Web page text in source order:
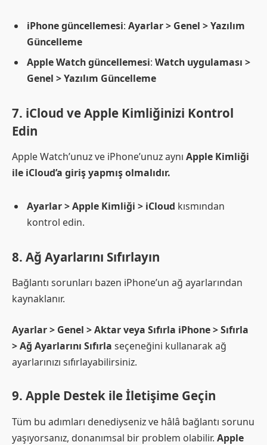
iPhone güncellemesi: Ayarlar > Genel > Yazılım
Güncelleme
Apple Watch güncellemesi: Watch uygulaması >
Genel > Yazılım Güncelleme
7. iCloud ve Apple Kimliğinizi Kontrol
Edin
Apple Watch’unuz ve iPhone’unuz aynı Apple Kimliği
ile iCloud’a giriş yapmış olmalıdır.
Ayarlar > Apple Kimliği > iCloud kısmından
kontrol edin.
8. Ağ Ayarlarını Sıfırlayın
Bağlantı sorunları bazen iPhone’un ağ ayarlarından
kaynaklanır.
Ayarlar > Genel > Aktar veya Sıfırla iPhone > Sıfırla
> Ağ Ayarlarını Sıfırla seçeneğini kullanarak ağ
ayarlarınızı sıfırlayabilirsiniz.
9. Apple Destek ile İletişime Geçin
Tüm bu adımları denediyseniz ve hâlâ bağlantı sorunu
yaşıyorsanız, donanımsal bir problem olabilir. Apple